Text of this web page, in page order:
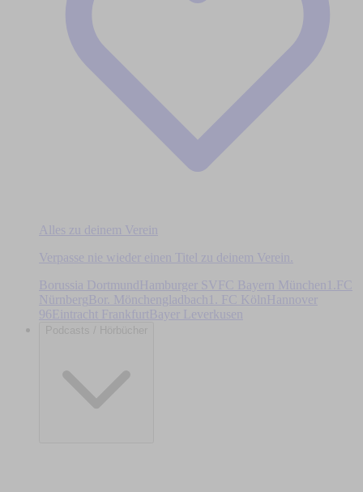
Alles zu deinem Verein
Verpasse nie wieder einen Titel zu deinem Verein.
Borussia DortmundHamburger SV FC Bayern München
1.FC
Nürnberg Bor. Mönchengladbach 1. FC Köln
Hannover
96Eintracht Frankfurt Bayer Leverkusen
Podcasts / Hörbücher